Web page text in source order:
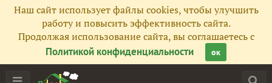
Наш сайт использует файлы cookies, чтобы улучшить
работу и повысить эффективность сайта.
Продолжая использование сайта, вы соглашаетесь с
Политикой конфиденциальности
ок